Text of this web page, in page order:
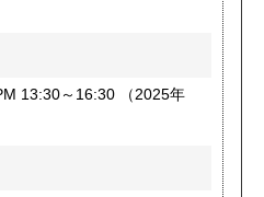
13:30～16:30 （2025年